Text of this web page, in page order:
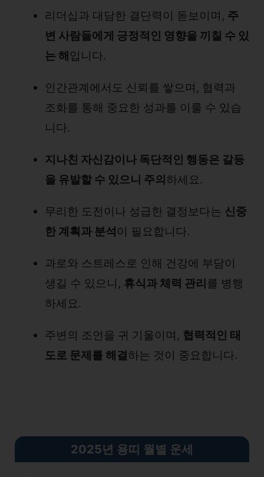
리더십과 대담한 결단력이 돋보이며, 주
변 사람들에게 긍정적인 영향을 끼칠 수 있
는 해 입니다.
인간관계에서도 신뢰를 쌓으며, 협력과
조화를 통해 중요한 성과를 이룰 수 있습
니다.
지나친 자신감이나 독단적인 행동은 갈등
을 유발할 수 있으니 주의 하세요.
무리한 도전이나 성급한 결정보다는 신중
한 계획과 분석 이 필요합니다.
과로와 스트레스로 인해 건강에 부담이
생길 수 있으니, 휴식과 체력 관리 를 병행
하세요.
주변의 조언을 귀 기울이며, 협력적인 태
도로 문제를 해결 하는 것이 중요합니다.
2025년 용띠 월별 운세